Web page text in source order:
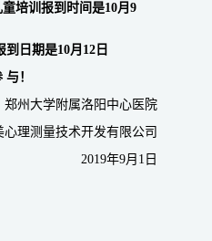
童培训报到时间是10月9
期是10月12日
与！
郑州大学附属洛阳中心医院
心理测量技术开发有限公司
2019年9月1日